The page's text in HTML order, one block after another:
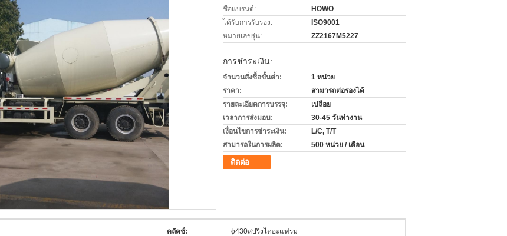
ชื่อแบรนด์:
HOWO
ได้รับการรับรอง:
ISO9001
หมายเลขรุ่น:
ZZ2167M5227
การชำระเงิน:
จำนวนสั่งซื้อขั้นต่ำ:
1 หน่วย
ราคา:
สามารถต่อรองได้
รายละเอียดการบรรจุ:
เปลือย
เวลาการส่งมอบ:
30-45 วันทำงาน
เงื่อนไขการชำระเงิน:
L/C, T/T
สามารถในการผลิต:
500 หน่วย / เดือน
ติดต่อ
คลัตช์: ɸ430สปริงไดอะแฟรม